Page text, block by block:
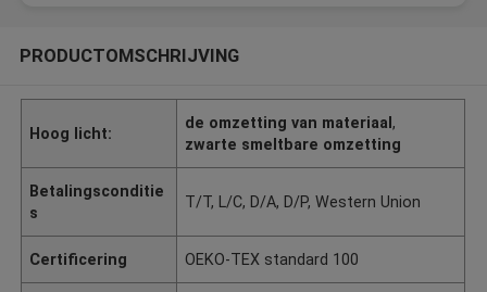
PRODUCTOMSCHRIJVING
Hoog licht:
de omzetting van materiaal,
zwarte smeltbare omzetting
Betalingsconditie
s
T/T, L/C, D/A, D/P, Western Union
Certificering OEKO-TEX standard 100